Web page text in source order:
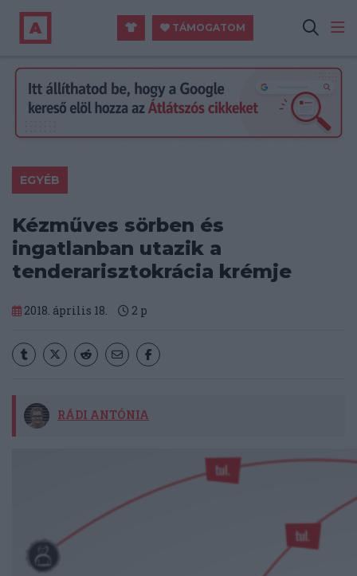
TÁMOGATOM
EGYÉB
Kézműves sörben és
ingatlanban utazik a
tenderarisztokrácia krémje
2018. április 18. 2 p
RÁDI ANTÓNIA